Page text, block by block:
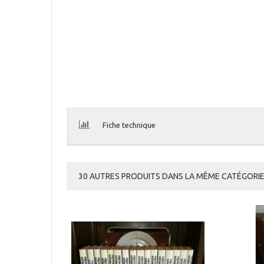
Fiche technique
30 AUTRES PRODUITS DANS LA MÊME